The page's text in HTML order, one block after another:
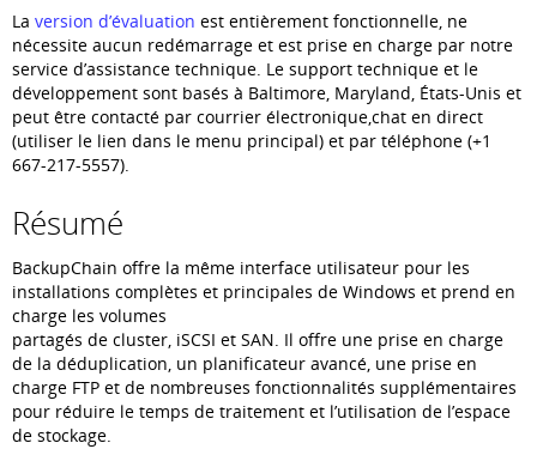
La version d’évaluation est entièrement fonctionnelle, ne
nécessite aucun redémarrage et est prise en charge par notre
service d’assistance technique. Le support technique et le
développement sont basés à Baltimore, Maryland, États-Unis et
peut être contacté par courrier électronique,chat en direct
(utiliser le lien dans le menu principal) et par téléphone (+1
667-217-5557).
Résumé
BackupChain offre la même interface utilisateur pour les
installations complètes et principales de Windows et prend en
charge les volumes
partagés de cluster, iSCSI et SAN. Il offre une prise en charge
de la déduplication, un planificateur avancé, une prise en
charge FTP et de nombreuses fonctionnalités supplémentaires
pour réduire le temps de traitement et l’utilisation de l’espace
de stockage.